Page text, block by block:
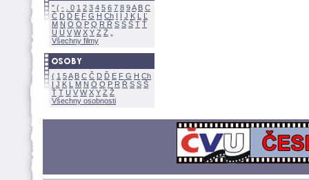
" ( - 0 1 2 3 4 5 6 7 8 9A B C
Č D Ď E F G H Ch I Í J K L
Ľ
M N O Ó P Q R Ř S Ś T Ť
U Ú V W X Y Z
Všechny filmy
( 1 5A B C Č D Ď E F G H Ch
I J K L M N Ó O P R Ř S Ś
Ť T U V W X Y Z
Všechny osobnosti